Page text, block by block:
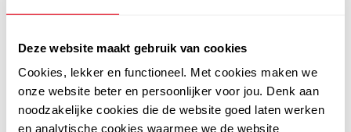
Deze website maakt gebruik van cookies
Cookies, lekker en functioneel. Met cookies maken we
onze website beter en persoonlijker voor jou. Denk aan
noodzakelijke cookies die de website goed laten werken
en analytische cookies waarmee we de website